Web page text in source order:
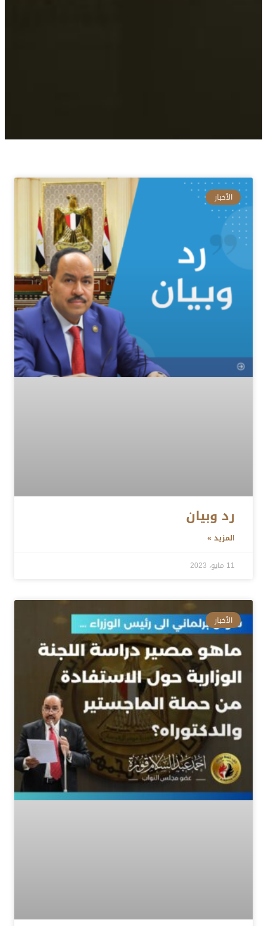
الأخبار
رد وبيان
المزيد »
11 مايو، 2023
الأخبار